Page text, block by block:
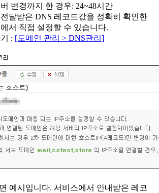
변경까지 한 경우: 24~48시간
달받은 DNS 레코드값을 정확히 확인한
서 직접 설정할 수 있습니다.
: [도메인 관리 > DNS관리]
예시입니다. 서비스에서 안내받은 레코